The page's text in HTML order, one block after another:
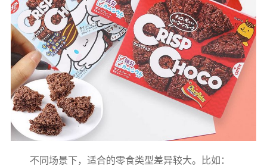
不同场景下，适合的零食类型差异较大。比如：